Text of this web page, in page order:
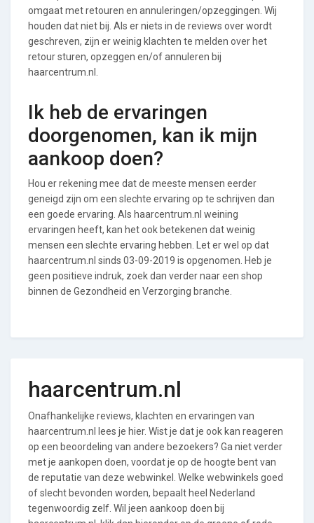
omgaat met retouren en annuleringen/opzeggingen. Wij
houden dat niet bij. Als er niets in de reviews over wordt
geschreven, zijn er weinig klachten te melden over het
retour sturen, opzeggen en/of annuleren bij
haarcentrum.nl.
Ik heb de ervaringen
doorgenomen, kan ik mijn
aankoop doen?
Hou er rekening mee dat de meeste mensen eerder
geneigd zijn om een slechte ervaring op te schrijven dan
een goede ervaring. Als haarcentrum.nl weining
ervaringen heeft, kan het ook betekenen dat weinig
mensen een slechte ervaring hebben. Let er wel op dat
haarcentrum.nl sinds 03-09-2019 is opgenomen. Heb je
geen positieve indruk, zoek dan verder naar een shop
binnen de Gezondheid en Verzorging branche.
haarcentrum.nl
Onafhankelijke reviews, klachten en ervaringen van
haarcentrum.nl lees je hier. Wist je dat je ook kan reageren
op een beoordeling van andere bezoekers? Ga niet verder
met je aankopen doen, voordat je op de hoogte bent van
de reputatie van deze webwinkel. Welke webwinkels goed
of slecht bevonden worden, bepaalt heel Nederland
tegenwoordig zelf. Wil jeen aankoop doen bij